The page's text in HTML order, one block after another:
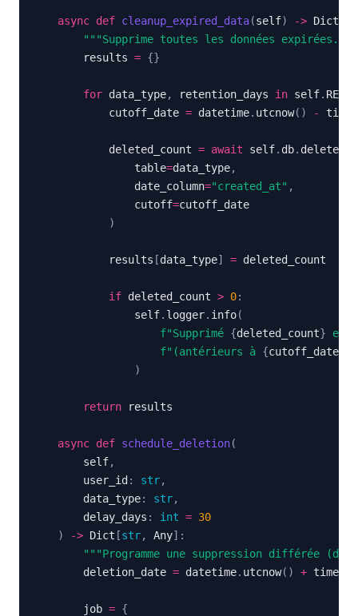
async def cleanup_expired_data(self) -> Dict
"""Supprime toutes les données expirées."""
        results
= {}
for data_type, retention_days in self.
            cutoff_date
= datetime. utcnow( ) -
            deleted_count
= await self. db.
                table
=data_type,
                date_column
="created_at" ,
                cutoff
=
)
            results
[data_type] =
if deleted_count > 0:
                self
. logger. info(
f"Supprimé {deleted_count}
f"(antérieurs à {cutoff_date
)
return
async def schedule_deletion(
        self
,
        user_id
: str,
        data_type
: str,
        delay_days
: int = 30
)
-> Dict [str, Any] :
"""Programme une suppression différée
        deletion_date
= datetime. utcnow( ) +
        job
= {